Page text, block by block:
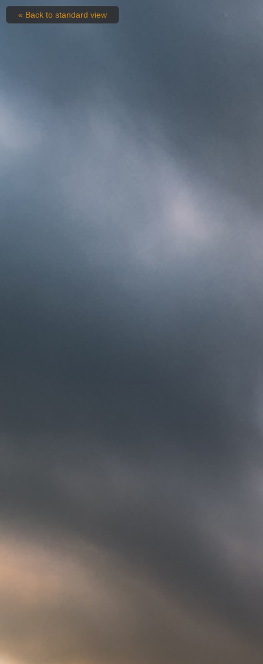
« Back to standard view